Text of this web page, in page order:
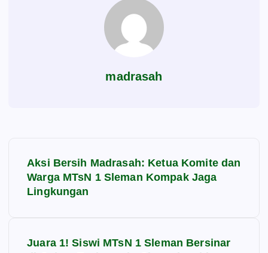
madrasah
Aksi Bersih Madrasah: Ketua Komite dan
Warga MTsN 1 Sleman Kompak Jaga
Lingkungan
Juara 1! Siswi MTsN 1 Sleman Bersinar